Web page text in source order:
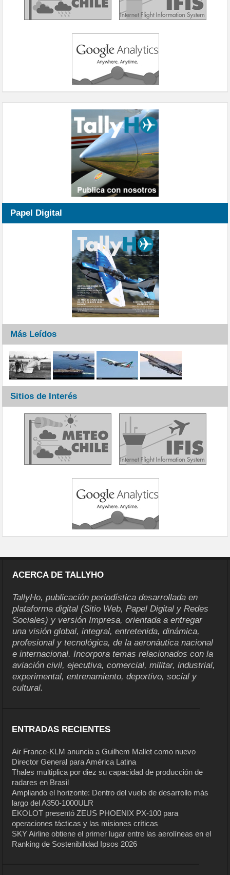
Papel Digital
Más Leídos
Sitios de Interés
ACERCA DE TALLYHO
TallyHo, publicación periodística desarrollada en
plataforma digital (Sitio Web, Papel Digital y Redes
Sociales) y versión Impresa, orientada a entregar
una visión global, integral, entretenida, dinámica,
profesional y tecnológica, de la aeronáutica nacional
e internacional. Incorpora temas relacionados con la
aviación civil, ejecutiva, comercial, militar, industrial,
experimental, entrenamiento, deportivo, social y
cultural.
ENTRADAS RECIENTES
Air France-KLM anuncia a Guilhem Mallet como nuevo
Director General para América Latina
Thales multiplica por diez su capacidad de producción de
radares en Brasil
Ampliando el horizonte: Dentro del vuelo de desarrollo más
largo del A350-1000ULR
EKOLOT presentó ZEUS PHOENIX PX-100 para
operaciones tácticas y las misiones críticas
SKY Airline obtiene el primer lugar entre las aerolíneas en el
Ranking de Sostenibilidad Ipsos 2026